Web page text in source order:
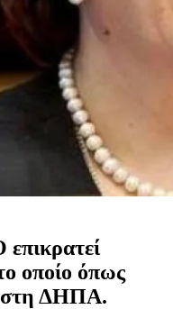
οποίο όπως
στη ΔΗΠΑ.